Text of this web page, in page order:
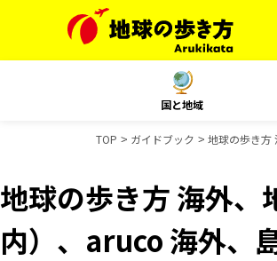
国と地域
TOP ガイドブック 地球の歩き方
地球の歩き方 海外、
内）、aruco 海外、